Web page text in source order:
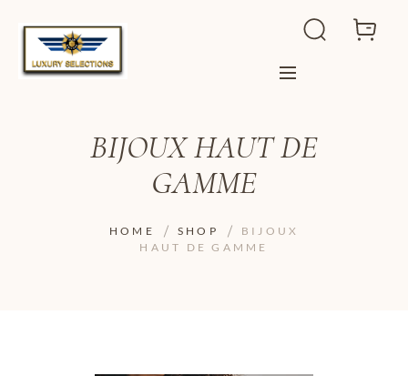
BIJOUX HAUT DE
GAMME
HOME SHOP
BIJOUX
HAUT DE GAMME